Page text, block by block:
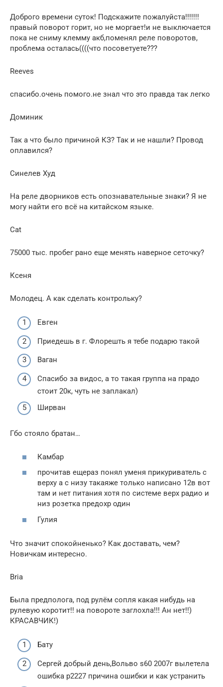
Доброго времени суток! Подскажите пожалуйста!!!!!!!
правый поворот горит, но не моргает!и не выключается
пока не сниму клемму акб,поменял реле поворотов,
проблема осталась((((что посоветуете???
Reeves
спасибо.очень помого.не знал что это правда так легко
Доминик
Так а что было причиной КЗ? Так и не нашли? Провод
оплавился?
Синелев Худ
На реле дворников есть опознавательные знаки? Я не
могу найти его всё на китайском языке.
Cat
75000 тыс. пробег рано еще менять наверное сеточку?
Ксеня
Молодец. А как сделать контрольку?
Евген
Приедешь в г. Флорешть я тебе подарю такой
Ваган
Спасибо за видос, а то такая группа на прадо
стоит 20к, чуть не заплакал)
Ширван
Гбо стояло братан…
Камбар
прочитав ещераз понял уменя прикуриватель с
верху а с низу такаяже только написано 12в вот
там и нет питания хотя по системе верх радио и
низ розетка предохр один
Гулия
Что значит спокойненько? Как доставать, чем?
Новичкам интересно.
Bria
Была предполога, под рулём сопля какая нибудь на
рулевую коротит!! на повороте заглохла!!! Ан нет!!)
КРАСАВЧИК!)
Бату
Сергей добрый день,Вольво s60 2007г вылетела
ошибка р2227 причина ошибки и как устранить